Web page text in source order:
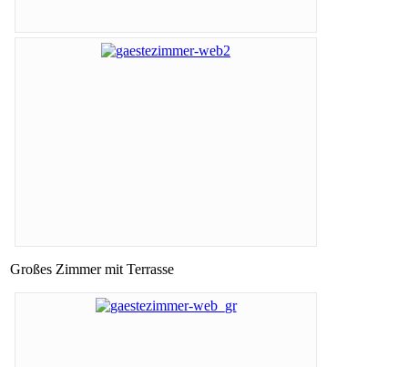
Großes Zimmer mit Terrasse